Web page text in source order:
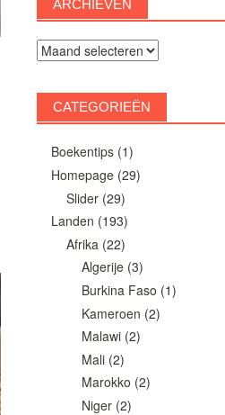
ARCHIEVEN
Archieven
CATEGORIEËN
Boekentips (1)
Homepage (29)
Slider (29)
Landen (193)
Afrika (22)
Algerije (3)
Burkina Faso (1)
Kameroen (2)
Malawi (2)
Mali (2)
Marokko (2)
Niger (2)